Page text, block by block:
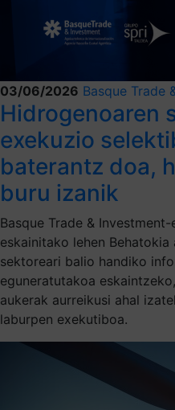
03/06/2026 Basque Trade
Hidrogenoaren
exekuzio
baterantz doa,
buru izanik
Basque Trade &
eskainitako lehen
sektoreari balio handiko
eguneratutakoa
aukerak aurreikusi ahal
laburpen exekutiboa.